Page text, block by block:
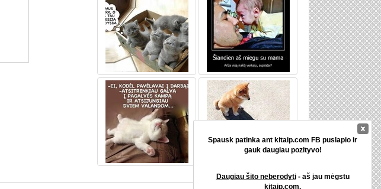
Spausk patinka ant kitaip.com FB puslapio ir
gauk daugiau pozityvo!
Daugiau šito neberodyti- aš jau mėgstu
kitaip.com.